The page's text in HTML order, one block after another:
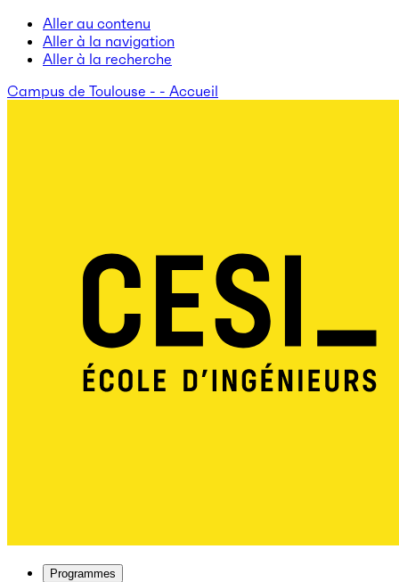
Aller au contenu
Aller à la navigation
Aller à la recherche
Campus de Toulouse - - Accueil
Programmes